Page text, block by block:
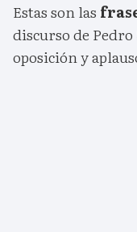
Estas son las
discurso de Pedro
oposición y